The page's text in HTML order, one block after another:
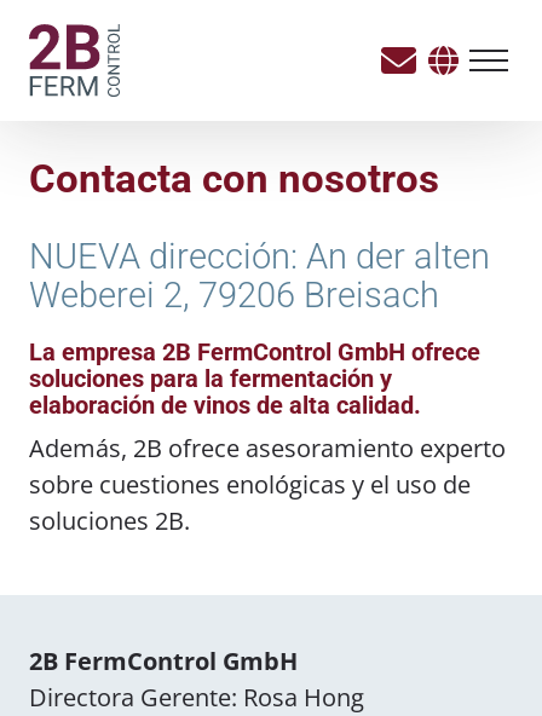
Contacta con nosotros
NUEVA dirección: An der alten
Weberei 2, 79206 Breisach
La empresa 2B FermControl GmbH ofrece
soluciones para la fermentación y
elaboración de vinos de alta calidad.
Además, 2B ofrece asesoramiento experto
sobre cuestiones enológicas y el uso de
soluciones 2B.
2B FermControl GmbH
Directora Gerente: Rosa Hong